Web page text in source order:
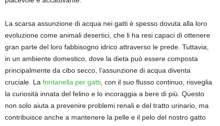
La scarsa assunzione di acqua nei gatti è spesso dovuta alla loro
evoluzione come animali desertici, che li ha resi capaci di ottenere
gran parte del loro fabbisogno idrico attraverso le prede. Tuttavia,
in un ambiente domestico, dove la dieta può essere composta
principalmente da cibo secco, l’assunzione di acqua diventa
cruciale. La fontanella per gatti , con il suo flusso continuo, risveglia
la curiosità innata del felino e lo incoraggia a bere di più. Questo
non solo aiuta a prevenire problemi renali e del tratto urinario, ma
contribuisce anche a mantenere la pelle e il pelo del nostro gatto